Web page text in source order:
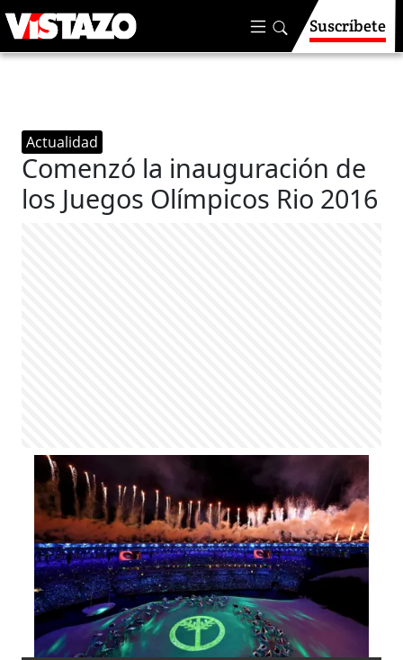
Suscríbete
Actualidad
Comenzó la inauguración de
los Juegos Olímpicos Rio 2016